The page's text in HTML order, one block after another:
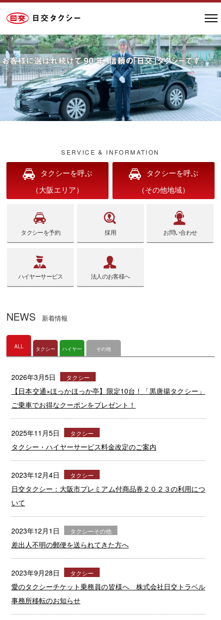
SERVICE & INFORMATION
タクシーを呼ぶ
（大阪エリア）
タクシーを呼ぶ
（その他地域）
タクシーを予約 採用 お問い合わせ
ハイヤーサービス 法人のお客様へ
NEWS 新着情報
ALL タクシー ハイヤー その他